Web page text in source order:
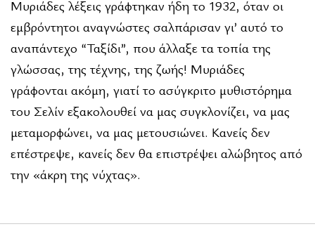
Μυριάδες λέξεις γράφτηκαν ήδη το 1932, όταν οι
εμβρόντητοι αναγνώστες σαλπάρισαν γι’ αυτό το
αναπάντεχο “Ταξίδι”, που άλλαξε τα τοπία της
γλώσσας, της τέχνης, της ζωής! Μυριάδες
γράφονται ακόμη, γιατί το ασύγκριτο μυθιστόρημα
του Σελίν εξακολουθεί να μας συγκλονίζει, να μας
μεταμορφώνει, να μας μετουσιώνει. Κανείς δεν
επέστρεψε, κανείς δεν θα επιστρέψει αλώβητος από
την «άκρη της νύχτας».